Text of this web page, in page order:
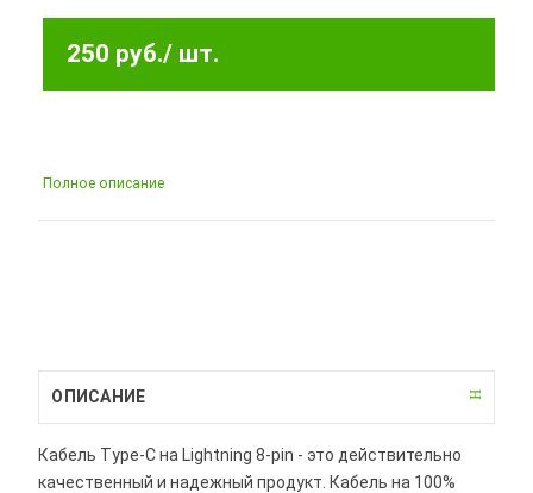
250 руб./ шт.
Полное описание
ОПИСАНИЕ
Кабель Type-C на Lightning 8-pin - это действительно
качественный и надежный продукт. Кабель на 100%